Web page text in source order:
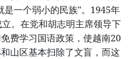
是一个弱小的民族"。1945年
。在党和胡志明主席领导下
费学习国语政策，使越南20
山区基本扫除了文盲，而这